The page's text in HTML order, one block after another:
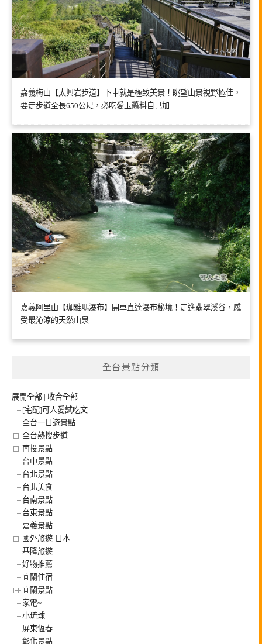
嘉義梅山【太興岩步道】下車就是極致美景！眺望山景視野極佳，
要走步道全長650公尺，必吃愛玉醬料自己加
嘉義阿里山【珈雅瑪瀑布】開車直達瀑布秘境！走進翡翠溪谷，感
受最沁涼的天然山泉
全台景點分類
展開全部 | 收合全部
[宅配]可人愛試吃文
全台一日遊景點
全台熱搜步道
南投景點
台中景點
台北景點
台北美食
台南景點
台東景點
嘉義景點
國外旅遊-日本
基隆旅遊
好物推薦
宜蘭住宿
宜蘭景點
家電~
小琉球
屏東恆春
彰化景點